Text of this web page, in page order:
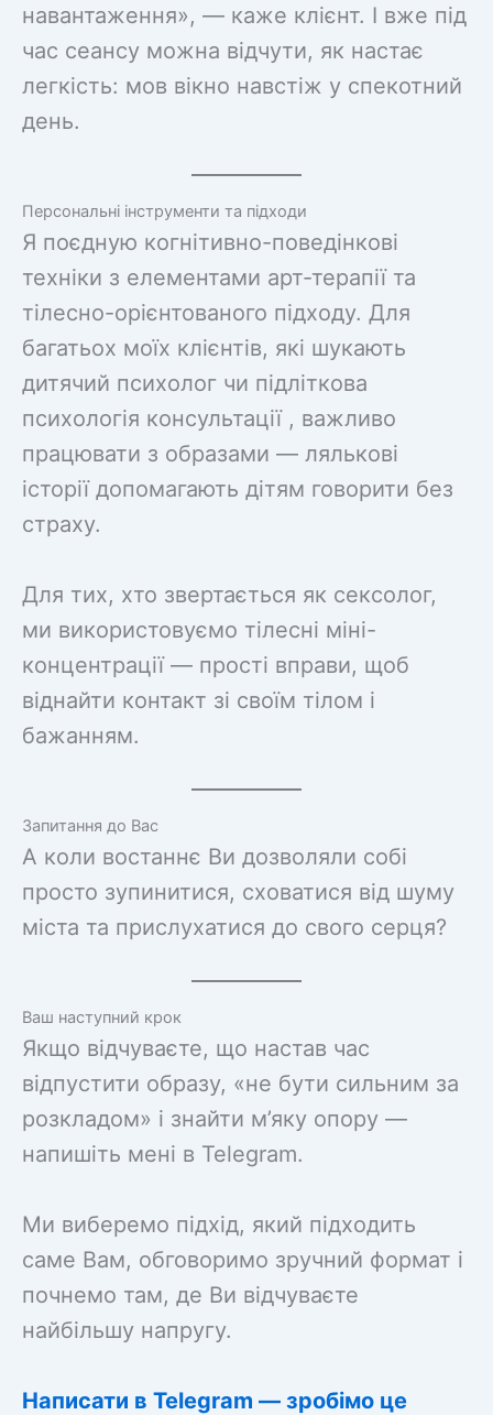
навантаження», — каже клієнт. І вже під
час сеансу можна відчути, як настає
легкість: мов вікно навстіж у спекотний
день.
Персональні інструменти та підходи
Я поєдную когнітивно-поведінкові
техніки з елементами арт-терапії та
тілесно-орієнтованого підходу. Для
багатьох моїх клієнтів, які шукають
дитячий психолог чи підліткова
психологія консультації , важливо
працювати з образами — лялькові
історії допомагають дітям говорити без
страху.
Для тих, хто звертається як сексолог,
ми використовуємо тілесні міні-
концентрації — прості вправи, щоб
віднайти контакт зі своїм тілом і
бажанням.
Запитання до Вас
А коли востаннє Ви дозволяли собі
просто зупинитися, сховатися від шуму
міста та прислухатися до свого серця?
Ваш наступний крок
Якщо відчуваєте, що настав час
відпустити образу, «не бути сильним за
розкладом» і знайти м’яку опору —
напишіть мені в Telegram.
Ми виберемо підхід, який підходить
саме Вам, обговоримо зручний формат і
почнемо там, де Ви відчуваєте
найбільшу напругу.
Написати в Telegram — зробімо це